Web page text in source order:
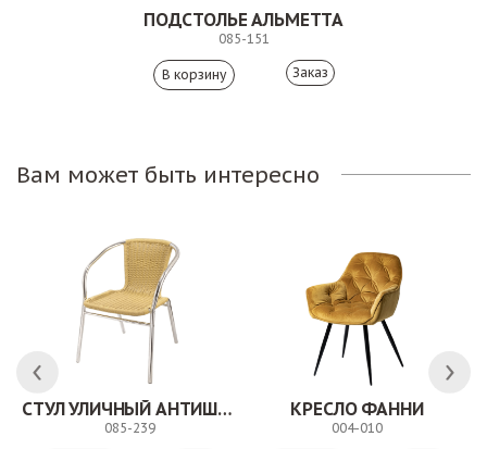
ПОДСТОЛЬЕ АЛЬМЕТТА
085-151
Заказ
Вам может быть интересно
СТУЛ УЛИЧНЫЙ АНТИШОН
085-239
КРЕСЛО ФАННИ
004-010